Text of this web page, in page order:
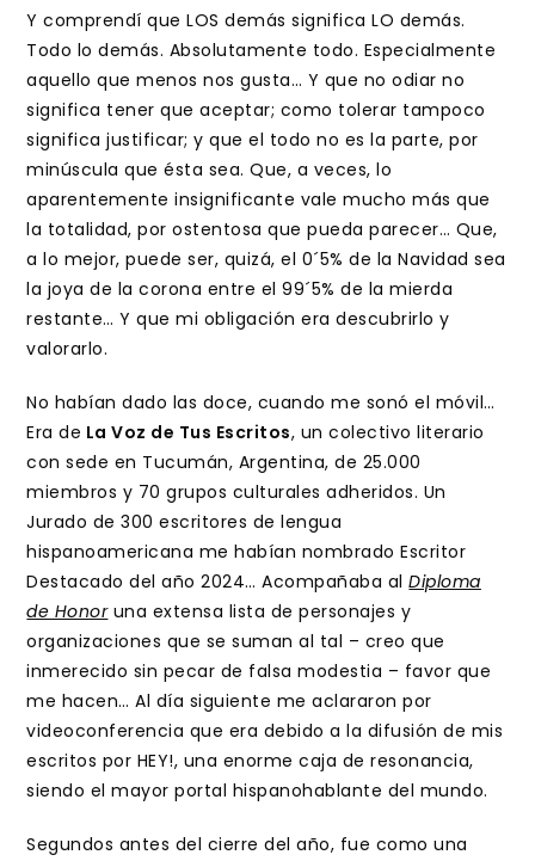
Y comprendí que LOS demás significa LO demás.
Todo lo demás. Absolutamente todo. Especialmente
aquello que menos nos gusta… Y que no odiar no
significa tener que aceptar; como tolerar tampoco
significa justificar; y que el todo no es la parte, por
minúscula que ésta sea. Que, a veces, lo
aparentemente insignificante vale mucho más que
la totalidad, por ostentosa que pueda parecer… Que,
a lo mejor, puede ser, quizá, el 0´5% de la Navidad sea
la joya de la corona entre el 99´5% de la mierda
restante… Y que mi obligación era descubrirlo y
valorarlo.
No habían dado las doce, cuando me sonó el móvil…
Era de La Voz de Tus Escritos, un colectivo literario
con sede en Tucumán, Argentina, de 25.000
miembros y 70 grupos culturales adheridos. Un
Jurado de 300 escritores de lengua
hispanoamericana me habían nombrado Escritor
Destacado del año 2024… Acompañaba alDiploma
de Honoruna extensa lista de personajes y
organizaciones que se suman al tal – creo que
inmerecido sin pecar de falsa modestia – favor que
me hacen… Al día siguiente me aclararon por
videoconferencia que era debido a la difusión de mis
escritos por HEY!, una enorme caja de resonancia,
siendo el mayor portal hispanohablante del mundo.
Segundos antes del cierre del año, fue como una